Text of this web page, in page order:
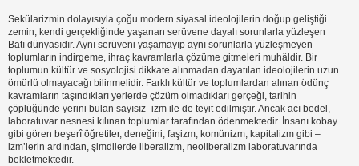
Sekülarizmin dolayısıyla çoğu modern siyasal ideolojilerin doğup geliştiği
zemin, kendi gerçekliğinde yaşanan serüvene dayalı sorunlarla yüzleşen
Batı dünyasıdır. Aynı serüveni yaşamayıp aynı sorunlarla yüzleşmeyen
toplumların indirgeme, ihraç kavramlarla çözüme gitmeleri muhâldir. Bir
toplumun kültür ve sosyolojisi dikkate alınmadan dayatılan ideolojilerin uzun
ömürlü olmayacağı bilinmelidir. Farklı kültür ve toplumlardan alınan ödünç
kavramların taşındıkları yerlerde çözüm olmadıkları gerçeği, tarihin
çöplüğünde yerini bulan sayısız -izm ile de teyit edilmiştir. Ancak acı bedel,
laboratuvar nesnesi kılınan toplumlar tarafından ödenmektedir. İnsanı kobay
gibi gören beşerî öğretiler, deneğini, faşizm, komünizm, kapitalizm gibi –
izm’lerin ardından, şimdilerde liberalizm, neoliberalizm laboratuvarında
bekletmektedir.